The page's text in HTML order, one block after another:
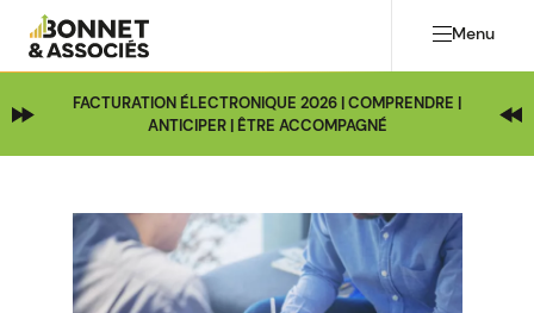
Menu
FACTURATION ÉLECTRONIQUE 2026 | COMPRENDRE |
ANTICIPER | ÊTRE ACCOMPAGNÉ